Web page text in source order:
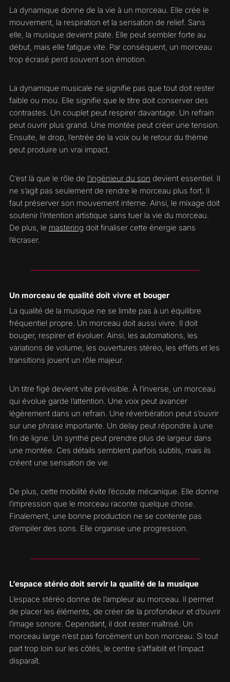
La dynamique donne de la vie à un morceau. Elle crée le
mouvement, la respiration et la sensation de relief. Sans
elle, la musique devient plate. Elle peut sembler forte au
début, mais elle fatigue vite. Par conséquent, un morceau
trop écrasé perd souvent son émotion.
La dynamique musicale ne signifie pas que tout doit rester
faible ou mou. Elle signifie que le titre doit conserver des
contrastes. Un couplet peut respirer davantage. Un refrain
peut ouvrir plus grand. Une montée peut créer une tension.
Ensuite, le drop, l’entrée de la voix ou le retour du thème
peut produire un vrai impact.
C’est là que le rôle de l’ingénieur du son devient essentiel. Il
ne s’agit pas seulement de rendre le morceau plus fort. Il
faut préserver son mouvement interne. Ainsi, le mixage doit
soutenir l’intention artistique sans tuer la vie du morceau.
De plus, le mastering doit finaliser cette énergie sans
l’écraser.
Un morceau de qualité doit vivre et bouger
La qualité de la musique ne se limite pas à un équilibre
fréquentiel propre. Un morceau doit aussi vivre. Il doit
bouger, respirer et évoluer. Ainsi, les automations, les
variations de volume, les ouvertures stéréo, les effets et les
transitions jouent un rôle majeur.
Un titre figé devient vite prévisible. À l’inverse, un morceau
qui évolue garde l’attention. Une voix peut avancer
légèrement dans un refrain. Une réverbération peut s’ouvrir
sur une phrase importante. Un delay peut répondre à une
fin de ligne. Un synthé peut prendre plus de largeur dans
une montée. Ces détails semblent parfois subtils, mais ils
créent une sensation de vie.
De plus, cette mobilité évite l’écoute mécanique. Elle donne
l’impression que le morceau raconte quelque chose.
Finalement, une bonne production ne se contente pas
d’empiler des sons. Elle organise une progression.
L’espace stéréo doit servir la qualité de la musique
L’espace stéréo donne de l’ampleur au morceau. Il permet
de placer les éléments, de créer de la profondeur et d’ouvrir
l’image sonore. Cependant, il doit rester maîtrisé. Un
morceau large n’est pas forcément un bon morceau. Si tout
part trop loin sur les côtés, le centre s’affaiblit et l’impact
disparaît.